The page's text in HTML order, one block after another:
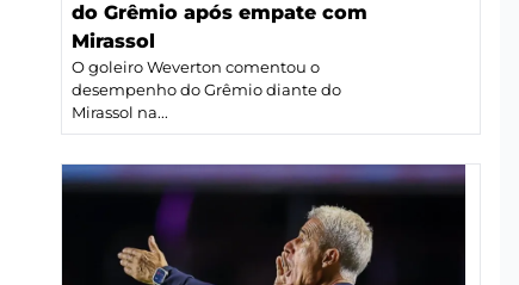
do Grêmio após empate com
Mirassol
O goleiro Weverton comentou o
desempenho do Grêmio diante do
Mirassol na...